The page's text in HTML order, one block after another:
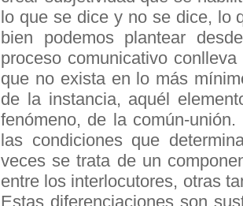
lo que se dice y no se dice, lo
bien podemos plantear
proceso comunicativo
que no exista en lo más
de la instancia, aquél
fenómeno, de la común-
las condiciones que
veces se trata de un
entre los interlocutores, otras
Estas diferenciaciones son